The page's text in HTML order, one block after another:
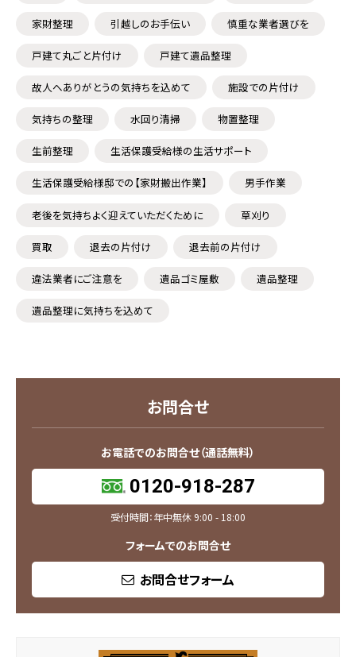
家財整理 引越しのお手伝い 慎重な業者選びを
戸建て丸ごと片付け 戸建て遺品整理
故人へありがとうの気持ちを込めて 施設での片付け
気持ちの整理 水回り清掃 物置整理
生前整理 生活保護受給様の生活サポート
生活保護受給様邸での【家財搬出作業】 男手作業
老後を気持ちよく迎えていただくために 草刈り
買取 退去の片付け 退去前の片付け
違法業者にご注意を 遺品ゴミ屋敷 遺品整理
遺品整理に気持ちを込めて
お問合せ
お電話でのお問合せ（通話無料）
0120-918-287
受付時間：年中無休 9:00 - 18:00
フォームでのお問合せ
お問合せフォーム